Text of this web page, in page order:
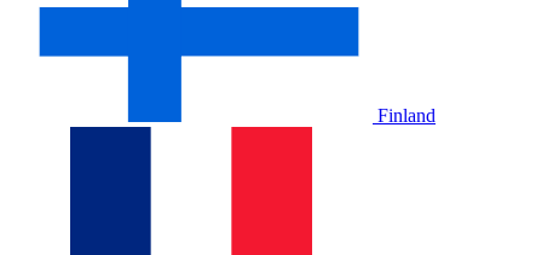
Finland